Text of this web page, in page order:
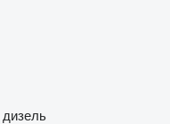
дизель